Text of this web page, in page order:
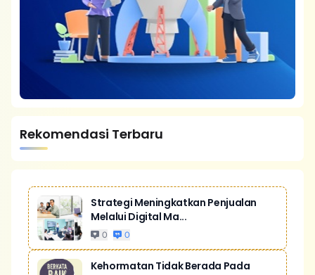
Rekomendasi Terbaru
Strategi Meningkatkan Penjualan
Melalui Digital Ma...
0 0
Kehormatan Tidak Berada Pada